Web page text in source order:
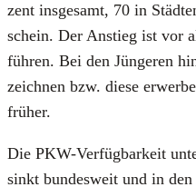
zent ins­ge­samt, 70 in
schein. Der Anstieg ist vor
füh­ren. Bei den Jün­ge­ren
zeich­nen bzw. die­se
frü­her.
Die PKW-Ver­füg­bar­keit
sinkt bun­des­weit und in